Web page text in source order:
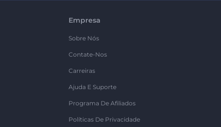
Empresa
Sobre Nós
Contate-Nos
Carreiras
Ajuda E Suporte
Programa De Afiliados
Políticas De Privacidade